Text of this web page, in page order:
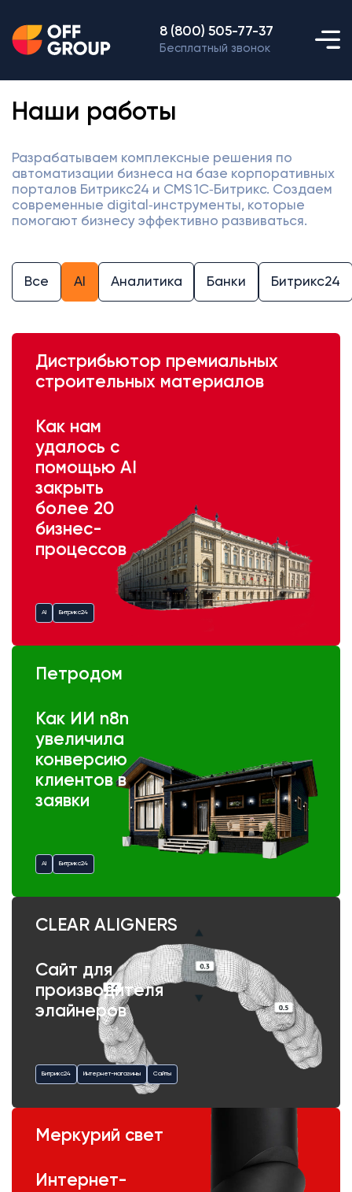
8 (800) 505-77-37
Бесплатный звонок
Наши работы
Разрабатываем комплексные решения по
автоматизации бизнеса на базе корпоративных
порталов Битрикс24 и CMS 1С‑Битрикс. Создаем
современные digital‑инструменты, которые
помогают бизнесу эффективно развиваться.
Все AI Аналитика Банки Битрикс24
Дистрибьютор премиальных
строительных материалов
Как нам
удалось с
помощью AI
закрыть
более 20
бизнес-
процессов
AI Битрикс24
Петродом
Как ИИ n8n
увеличила
конверсию
клиентов в
заявки
AI Битрикс24
CLEAR ALIGNERS
Сайт для
производителя
элайнеров
Битрикс24 Интернет-магазины Сайты
Меркурий свет
Интернет-